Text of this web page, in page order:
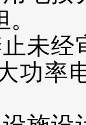
未经
功率